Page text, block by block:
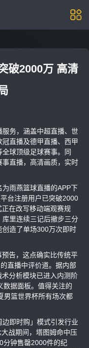
破2000万 高清
服务，涵盖中超直播、世
直播及德甲直播、西甲
球顶级足球赛事。同
事直播，高清画质，实时
雨燕篮球直播的APP下
台注册用户已突破2000
在改写移动端观赛规
里连续三记后撤步三分
造了单场300万次即时
预告，这点确实比传统平
直播中评价道。据内部
分析模块已进入内测阶
数据面板。值得关注的
男篮世界杯所有场次都
即时购」模式引发行业
战期间，塔图姆命中压
分钟售罄2000件的纪